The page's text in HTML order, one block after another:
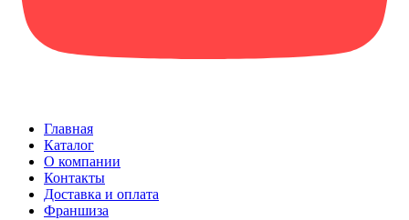
Главная
Каталог
О компании
Контакты
Доставка и оплата
Франшиза